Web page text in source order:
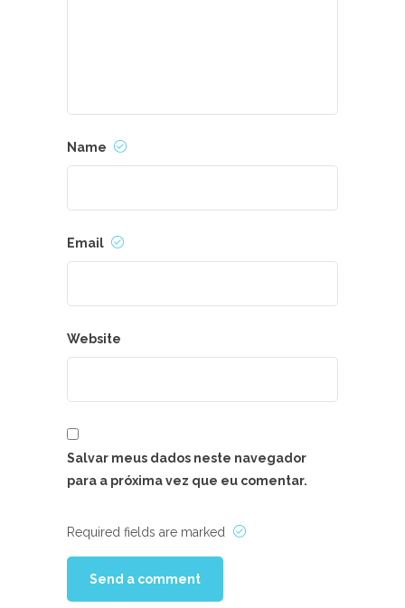
Name
Email
Website
Salvar meus dados neste navegador
para a próxima vez que eu comentar.
Required fields are marked